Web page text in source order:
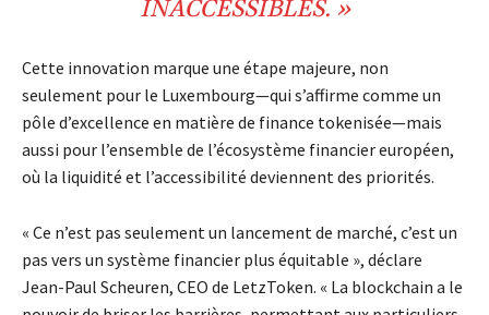
INACCESSIBLES. »
Cette innovation marque une étape majeure, non
seulement pour le Luxembourg—qui s’affirme comme un
pôle d’excellence en matière de finance tokenisée—mais
aussi pour l’ensemble de l’écosystème financier européen,
où la liquidité et l’accessibilité deviennent des priorités.
« Ce n’est pas seulement un lancement de marché, c’est un
pas vers un système financier plus équitable », déclare
Jean-Paul Scheuren, CEO de LetzToken. « La blockchain a le